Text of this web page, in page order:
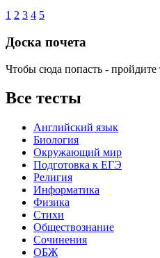
1 2 3 4 5
Доска почета
Чтобы сюда попасть - пройдите
Все тесты
Английский язык
Биология
Окружающий мир
Подготовка к ЕГЭ
Религия
Информатика
Физика
Стихи
Обществознание
Сочинения
ОБЖ